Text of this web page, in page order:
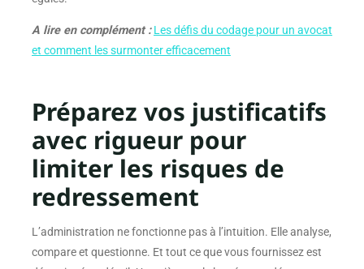
A lire en complément : Les défis du codage pour un avocat
et comment les surmonter efficacement
Préparez vos justificatifs
avec rigueur pour
limiter les risques de
redressement
L’administration ne fonctionne pas à l’intuition. Elle analyse,
compare et questionne. Et tout ce que vous fournissez est